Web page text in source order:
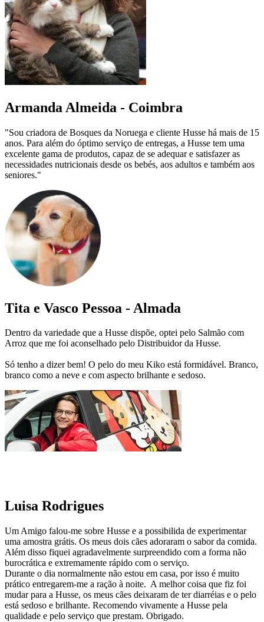
Armanda Almeida - Coimbra
"Sou criadora de Bosques da Noruega e cliente Husse há mais de 15
anos. Para além do óptimo serviço de entregas, a Husse tem uma
excelente gama de produtos, capaz de se adequar e satisfazer as
necessidades nutricionais desde os bebés, aos adultos e também aos
seniores."
Tita e Vasco Pessoa - Almada
Dentro da variedade que a Husse dispõe, optei pelo Salmão com
Arroz que me foi aconselhado pelo Distribuidor da Husse.
Só tenho a dizer bem! O pelo do meu Kiko está formidável. Branco,
branco como a neve e com aspecto brilhante e sedoso.
Luisa Rodrigues
Um Amigo falou-me sobre Husse e a possibilida de experimentar
uma amostra grátis. Os meus dois cães adoraram o sabor da comida.
Além disso fiquei agradavelmente surpreendido com a forma não
burocrática e extremamente rápido com o serviço.
Durante o dia normalmente não estou em casa, por isso é muito
prático entregarem-me a ração à noite. A melhor coisa que fiz foi
mudar para a Husse, os meus cães deixaram de ter diarréias e o pelo
está sedoso e brilhante. Recomendo vivamente a Husse pela
qualidade e pelo serviço que prestam. Obrigado.